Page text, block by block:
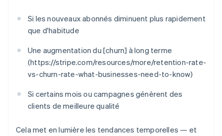
Si les nouveaux abonnés diminuent plus rapidement
que d'habitude
Une augmentation du [churn] à long terme
(https://stripe.com/resources/more/retention-rate-
vs-churn-rate-what-businesses-need-to-know)
Si certains mois ou campagnes génèrent des
clients de meilleure qualité
Cela met en lumière les tendances temporelles — et